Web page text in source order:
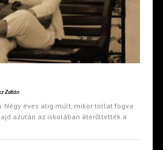
Zoltán
Négy éves alig múlt, mikor tollat fogva
azután az iskolában áterőltették a